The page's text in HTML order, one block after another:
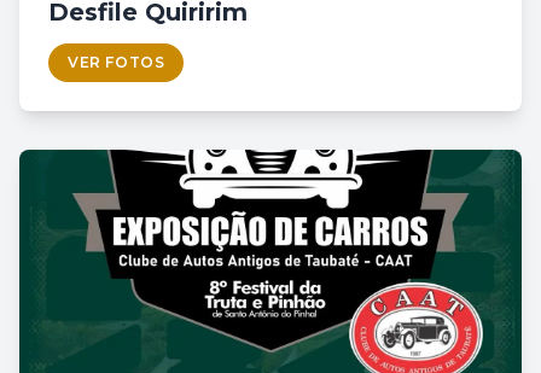
Desfile Quiririm
VER FOTOS